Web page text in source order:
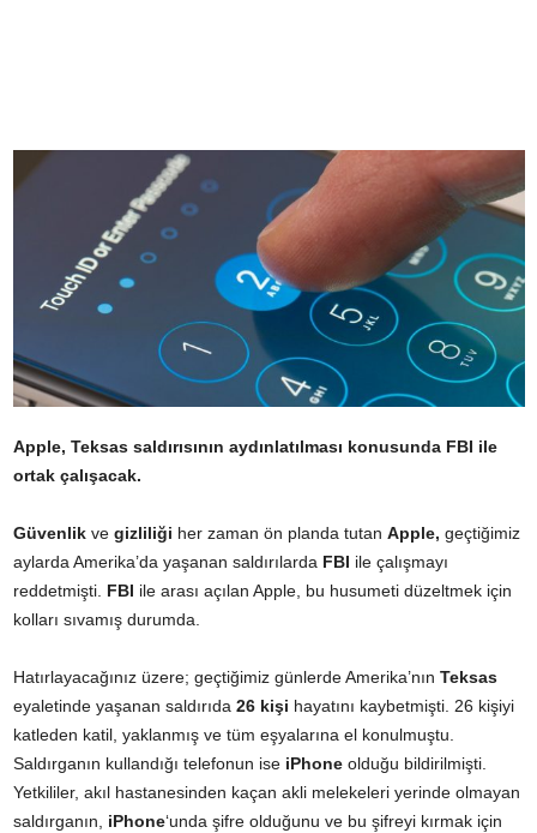
Apple, Teksas saldırısının aydınlatılması konusunda FBI ile
ortak çalışacak.
Güvenlik ve gizliliği her zaman ön planda tutan Apple, geçtiğimiz
aylarda Amerika’da yaşanan saldırılarda FBI ile çalışmayı
reddetmişti. FBI ile arası açılan Apple, bu husumeti düzeltmek için
kolları sıvamış durumda.
Hatırlayacağınız üzere; geçtiğimiz günlerde Amerika’nın Teksas
eyaletinde yaşanan saldırıda 26 kişi hayatını kaybetmişti. 26 kişiyi
katleden katil, yaklanmış ve tüm eşyalarına el konulmuştu.
Saldırganın kullandığı telefonun ise iPhone olduğu bildirilmişti.
Yetkililer, akıl hastanesinden kaçan akli melekeleri yerinde olmayan
saldırganın, iPhone‘unda şifre olduğunu ve bu şifreyi kırmak için